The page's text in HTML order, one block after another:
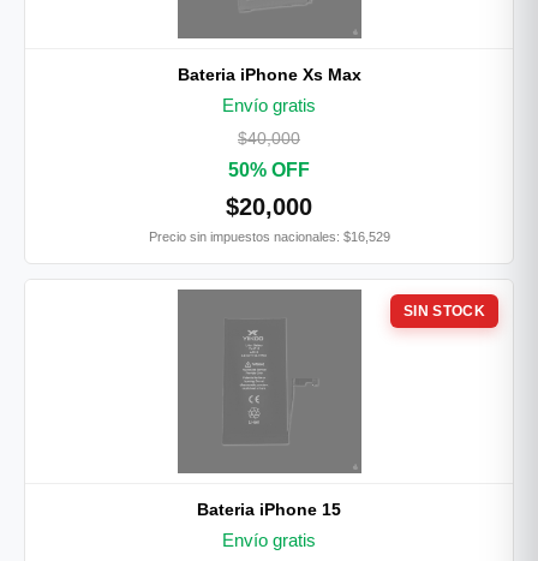
Bateria iPhone Xs Max
Envío gratis
$40,000
50% OFF
$20,000
Precio sin impuestos nacionales: $16,529
SIN STOCK
Bateria iPhone 15
Envío gratis